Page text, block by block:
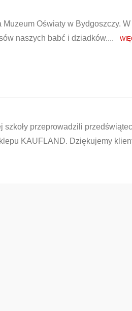
Oświaty w Bydgoszczy.
naszych babć i dziadków....
przeprowadzili
KAUFLAND. Dziękujemy